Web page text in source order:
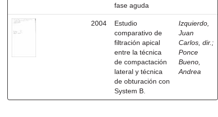
fase aguda
2004
Estudio
comparativo de
filtración apical
entre la técnica
de compactación
lateral y técnica
de obturación con
System B.
Izquierdo,
Juan
Carlos, dir. ;
Ponce
Bueno,
Andrea